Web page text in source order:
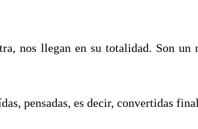
nos llegan en su totalidad. Son
pensadas, es decir, convertidas